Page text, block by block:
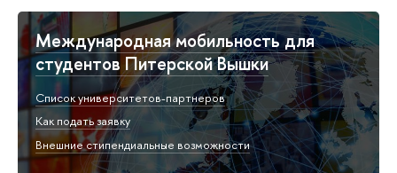
Международная мобильность для
студентов Питерской Вышки
Список университетов-партнеров
Как подать заявку
Внешние стипендиальные возможности